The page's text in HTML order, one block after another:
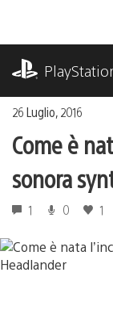
contenuto
26 Luglio, 2016
Come è
sonora
1 0 1